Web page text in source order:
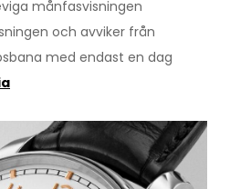
månfasvisningen
och avviker från
med endast en dag